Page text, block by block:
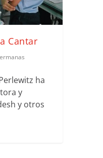
Cantar
ha
y
y otros